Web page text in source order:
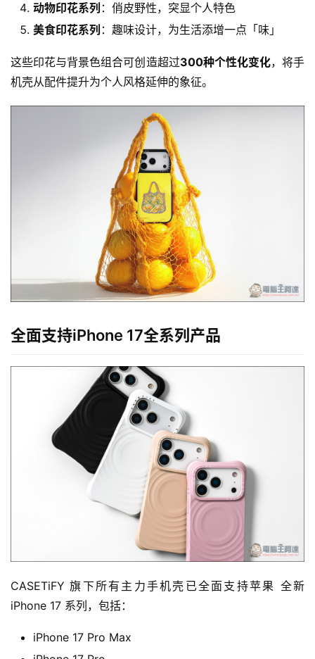
动物印花系列 ：俏皮野性，突显个人特色
美食印花系列 ：趣味设计，为生活添增一点「味」
这些印花与背景色组合可创造超过300种个性化变化，将手
机壳从配件提升为个人风格延伸的象征。
全面支持iPhone 17全系列产品
CASETiFY 旗下所有主力手机壳已全面支持苹果 全新
iPhone 17 系列，包括：
iPhone 17 Pro Max